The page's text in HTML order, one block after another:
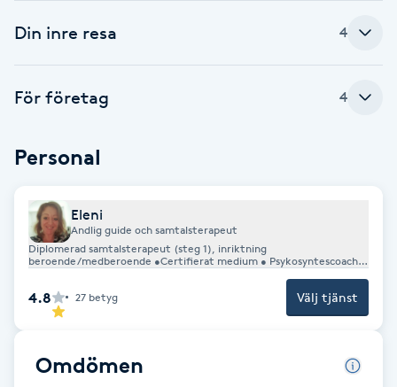
Babylights
Barnklippning
Blowout
Bottenfärg
Din inre resa 4
För företag 4
Personal
Eleni
Andlig guide och samtalsterapeut
Diplomerad samtalsterapeut (steg 1), inriktning
beroende/medberoende •Certifierat medium • Psykosyntescoach •
Messenger™ • Legitimerad lärare • Entheogen visdom & integration
4.8 27 betyg Välj tjänst
Omdömen